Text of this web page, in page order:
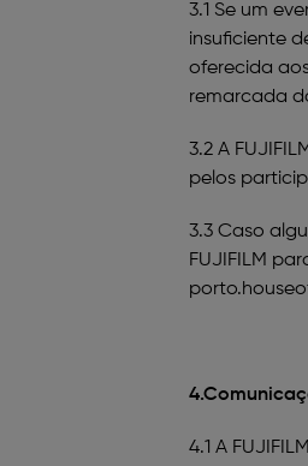
3.1 Se um
insuficiente
oferecida
remarcada
3.2 A
pelos
3.3 Caso
FUJIFILM
4.1 A